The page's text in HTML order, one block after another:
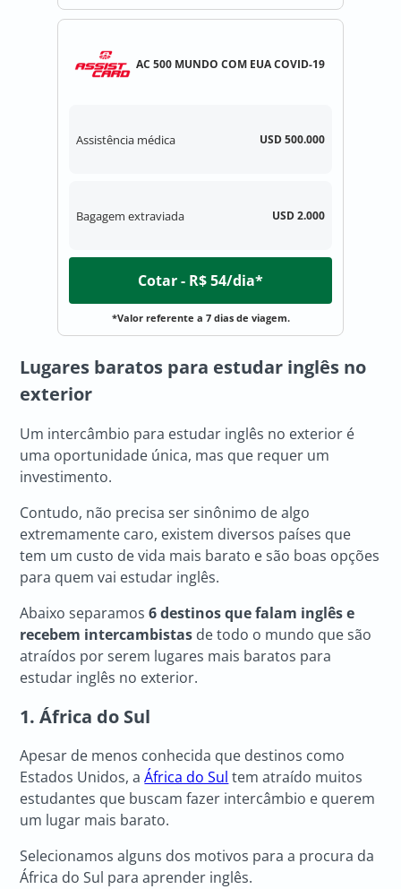
AC 500 MUNDO COM EUA COVID-19
Assistência médica USD 500.000
Bagagem extraviada USD 2.000
Cotar - R$ 54/dia*
*Valor referente a 7 dias de viagem.
Lugares baratos para estudar inglês no
exterior
Um intercâmbio para estudar inglês no exterior é
uma oportunidade única, mas que requer um
investimento.
Contudo, não precisa ser sinônimo de algo
extremamente caro, existem diversos países que
tem um custo de vida mais barato e são boas opções
para quem vai estudar inglês.
Abaixo separamos 6 destinos que falam inglês e
recebem intercambistas de todo o mundo que são
atraídos por serem lugares mais baratos para
estudar inglês no exterior.
1. África do Sul
Apesar de menos conhecida que destinos como
Estados Unidos, aÁfrica do Sul tem atraído muitos
estudantes que buscam fazer intercâmbio e querem
um lugar mais barato.
Selecionamos alguns dos motivos para a procura da
África do Sul para aprender inglês.